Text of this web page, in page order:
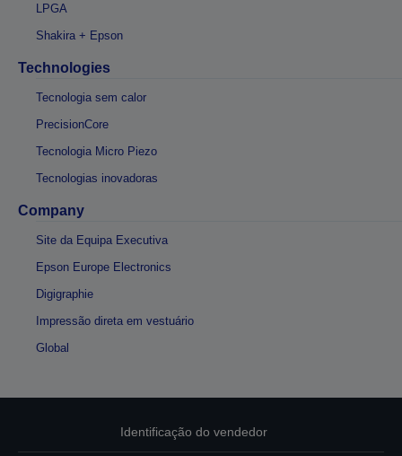
LPGA
Shakira + Epson
Technologies
Tecnologia sem calor
PrecisionCore
Tecnologia Micro Piezo
Tecnologias inovadoras
Company
Site da Equipa Executiva
Epson Europe Electronics
Digigraphie
Impressão direta em vestuário
Global
Identificação do vendedor